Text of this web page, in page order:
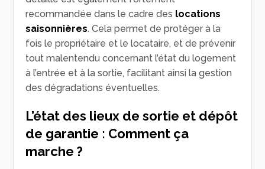
recommandée dans le cadre des locations
saisonnières. Cela permet de protéger à la
fois le propriétaire et le locataire, et de prévenir
tout malentendu concernant l’état du logement
à l’entrée et à la sortie, facilitant ainsi la gestion
des dégradations éventuelles.
L’état des lieux de sortie et dépôt
de garantie : Comment ça
marche ?